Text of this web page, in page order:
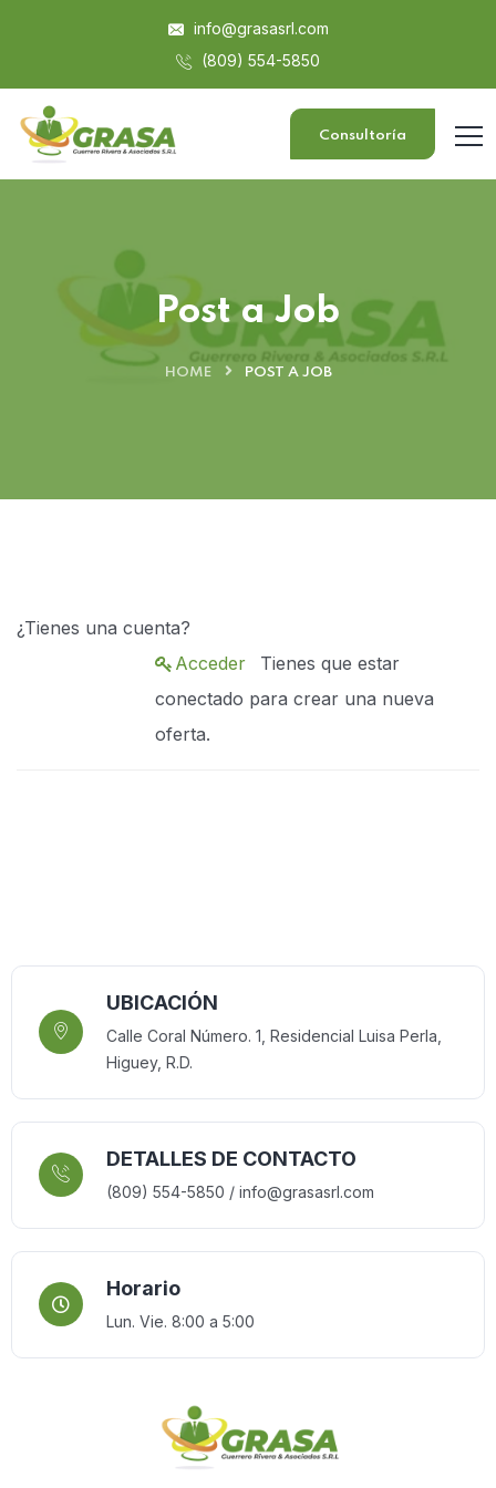
info@grasasrl.com
(809) 554-5850
Consultoría
Post a Job
HOME POST A JOB
¿Tienes una cuenta?
Acceder
conectado para crear una nueva
oferta.
UBICACIÓN
Calle Coral Número. 1, Residencial Luisa Perla,
Higuey, R.D.
DETALLES DE CONTACTO
(809) 554-5850 / info@grasasrl.com
Horario
Lun. Vie. 8:00 a 5:00